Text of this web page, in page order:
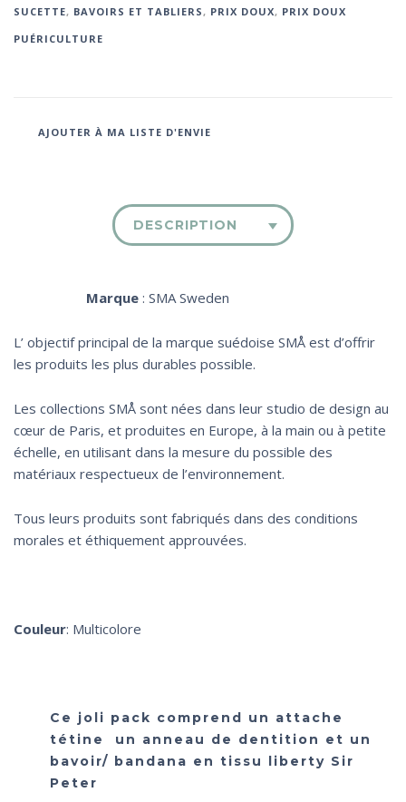
SUCETTE, BAVOIRS ET TABLIERS, PRIX DOUX, PRIX DOUX
PUÉRICULTURE
AJOUTER À MA LISTE D'ENVIE
DESCRIPTION
Marque : SMA Sweden
L’ objectif principal de la marque suédoise SMÅ est d’offrir
les produits les plus durables possible.
Les collections SMÅ sont nées dans leur studio de design au
cœur de Paris, et produites en Europe, à la main ou à petite
échelle, en utilisant dans la mesure du possible des
matériaux respectueux de l’environnement.
Tous leurs produits sont fabriqués dans des conditions
morales et éthiquement approuvées.
Couleur: Multicolore
Ce joli pack comprend un attache
tétine un anneau de dentition et un
bavoir/ bandana en tissu liberty Sir
Peter